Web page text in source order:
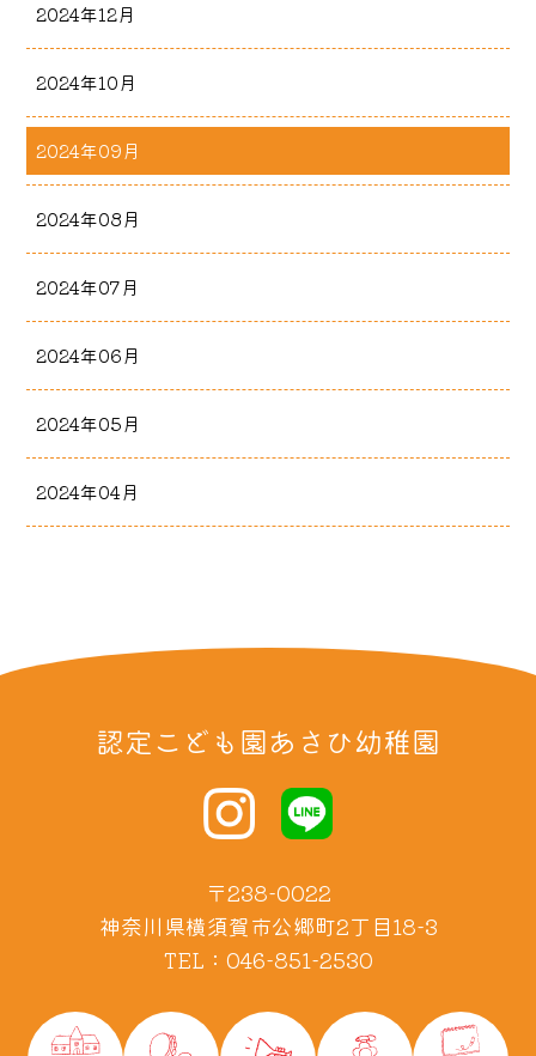
2024年12月
2024年10月
2024年09月
2024年08月
2024年07月
2024年06月
2024年05月
2024年04月
認定こども園あさひ幼稚園
〒238-0022
神奈川県横須賀市公郷町2丁目18-3
TEL：046-851-2530